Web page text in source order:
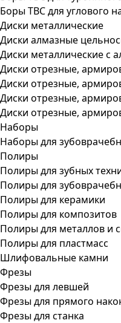
Боры ТВС для углового
Диски металлические
Диски алмазные
Диски металлические с
Диски отрезные,
Диски отрезные,
Диски отрезные,
Диски отрезные,
Наборы
Наборы для
Полиры
Полиры для зубных
Полиры для
Полиры для керамики
Полиры для композитов
Полиры для металлов и
Полиры для пластмасс
Шлифовальные камни
Фрезы
Фрезы для левшей
Фрезы для прямого
Фрезы для станка